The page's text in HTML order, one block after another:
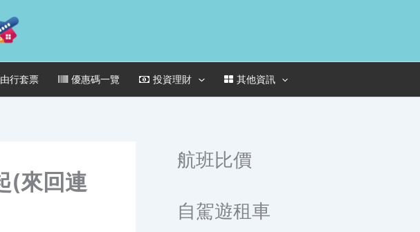
行套票 優惠碼一覽 投資理財 其他資訊
(來回連
航班比價
自駕遊租車